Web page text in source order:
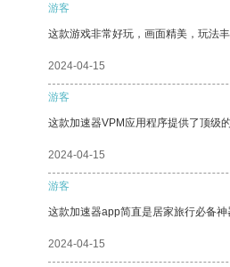
游客
这款游戏非常好玩，画面精美，玩法丰
2024-04-15
游客
这款加速器VPM应用程序提供了顶级
2024-04-15
游客
这款加速器app简直是居家旅行必备
2024-04-15